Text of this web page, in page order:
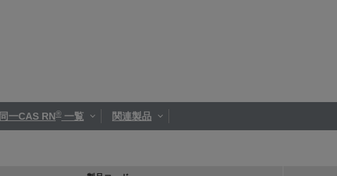
同一CAS RN® 一覧 関連製品